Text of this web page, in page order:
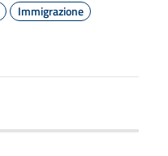
Immigrazione